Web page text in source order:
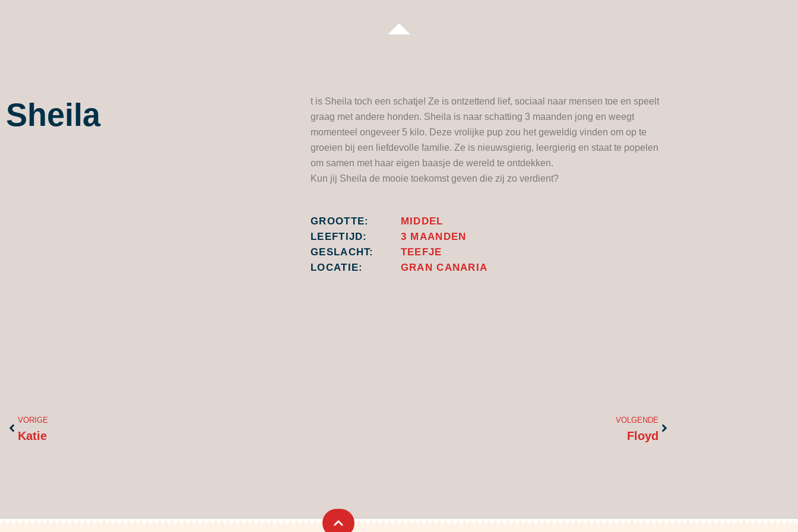
Sheila
t is Sheila toch een schatje! Ze is ontzettend lief, sociaal naar mensen toe en speelt
graag met andere honden. Sheila is naar schatting 3 maanden jong en weegt
momenteel ongeveer 5 kilo. Deze vrolijke pup zou het geweldig vinden om op te
groeien bij een liefdevolle familie. Ze is nieuwsgierig, leergierig en staat te popelen
om samen met haar eigen baasje de wereld te ontdekken.
Kun jij Sheila de mooie toekomst geven die zij zo verdient?
GROOTTE:
MIDDEL
LEEFTIJD:
3 MAANDEN
GESLACHT:
TEEFJE
LOCATIE:
GRAN CANARIA
Vorige
VORIGE
Katie
VOLGENDE
Floyd